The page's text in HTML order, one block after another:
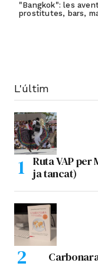
"Bangkok": les
prostitutes, bars,
L'últim
Ruta VAP
ja tancat)